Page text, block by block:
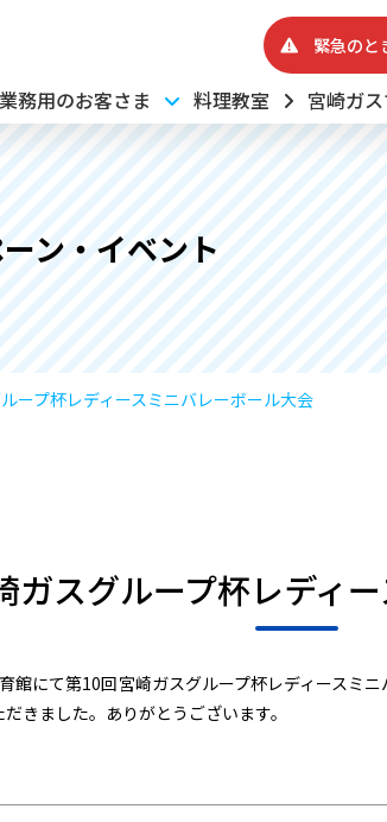
緊急のと
業務用のお客さま 料理教室 宮崎ガ
ン・イベント
ープ杯レディースミニバレーボール大会
ガスグループ杯レディ
館にて第10回宮崎ガスグループ杯レディースミ
きました。ありがとうございます。